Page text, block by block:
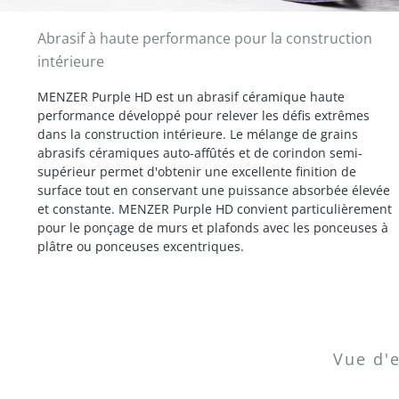
Abrasif à haute performance pour la construction
intérieure
MENZER Purple HD est un abrasif céramique haute
performance développé pour relever les défis extrêmes
dans la construction intérieure. Le mélange de grains
abrasifs céramiques auto-affûtés et de corindon semi-
supérieur permet d'obtenir une excellente finition de
surface tout en conservant une puissance absorbée élevée
et constante. MENZER Purple HD convient particulièrement
pour le ponçage de murs et plafonds avec les ponceuses à
plâtre ou ponceuses excentriques.
Vue